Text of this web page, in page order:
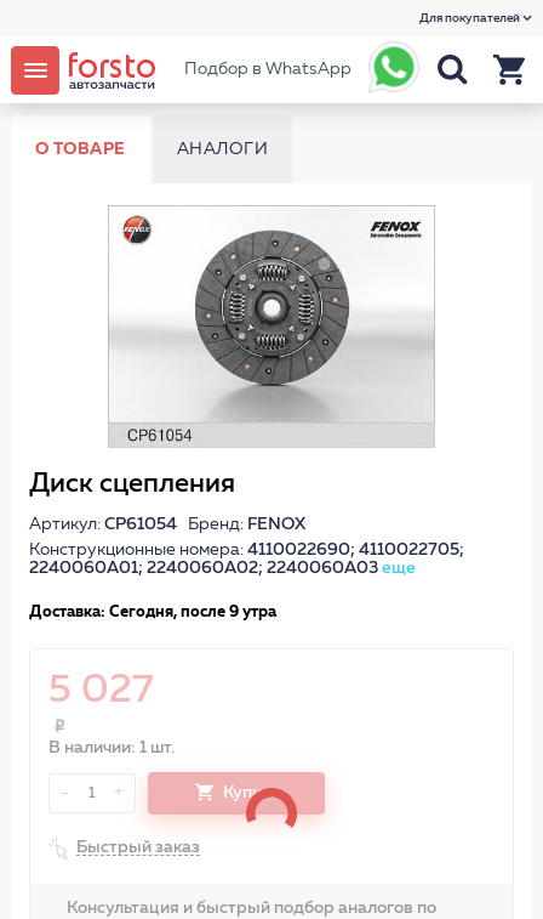
Для покупателей
Подбор в WhatsApp
О ТОВАРЕ АНАЛОГИ
Диск сцепления
Артикул: CP61054Бренд: FENOX
Конструкционные номера: 4110022690; 4110022705;
2240060A01; 2240060A02; 2240060A03 еще
Доставка: Сегодня, после 9 утра
5 027
В наличии: 1 шт.
- 1 + Купить
Быстрый заказ
Консультация и быстрый подбор аналогов по